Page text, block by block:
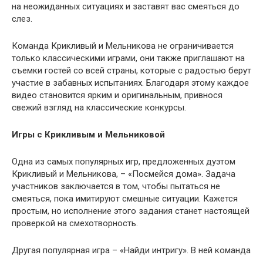
на неожиданных ситуациях и заставят вас смеяться до
слез.
Команда Крикливый и Мельникова не ограничивается
только классическими играми, они также приглашают на
съемки гостей со всей страны, которые с радостью берут
участие в забавных испытаниях. Благодаря этому каждое
видео становится ярким и оригинальным, привнося
свежий взгляд на классические конкурсы.
Игры с Крикливым и Мельниковой
Одна из самых популярных игр, предложенных дуэтом
Крикливый и Мельникова, – «Посмейся дома». Задача
участников заключается в том, чтобы пытаться не
смеяться, пока имитируют смешные ситуации. Кажется
простым, но исполнение этого задания станет настоящей
проверкой на смехотворность.
Другая популярная игра – «Найди интригу». В ней команда